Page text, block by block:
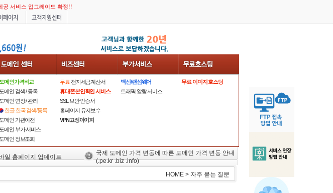
공 서비스 업그레이드 확정!!
공 서비스 업그레이드 확정!!
도메인가격비교
도메인 검색 / 등록
도메인 연장 / 관리
한글.한국 검색/등록
도메인 기관이전
도메인 부가 서비스
도메인 정보조회
무료 전자세금계산서
휴대폰본인확인 서비스
SSL 보안 인증서
홈페이지 유지보수
VPN고정아이피
백신/랜섬웨어
트래픽 알람 서비스
무료 이미지 호스팅
일 홈페이지 업데이트
국제 도메인 가격 변동에 따른 도메인 가격 변동 안내
(.pe.kr .biz .info)
HOME > 자주 묻는 질문